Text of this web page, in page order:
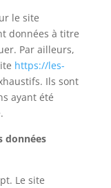
le site
données à titre
Par ailleurs,
https://les-
Ils sont
ayant été
données
Le site